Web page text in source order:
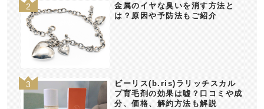
金属のイヤな臭いを消す方法と
は？原因や予防法もご紹介
ビーリス(b.ris)ラリッチスカル
プ育毛剤の効果は嘘？口コミや成
分、価格、解約方法も解説